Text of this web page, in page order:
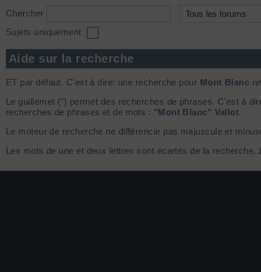
Chercher
Sujets uniquement
Aide sur la recherche
ET par défaut. C'est à dire: une recherche pour Mont Blanc
Le guillemet (") permet des recherches de phrases. C'est à
recherches de phrases et de mots : "Mont Blanc" Vallot.
Le moteur de recherche ne différencie pas majuscule et
Les mots de une et deux lettres sont écartés de la recherche.